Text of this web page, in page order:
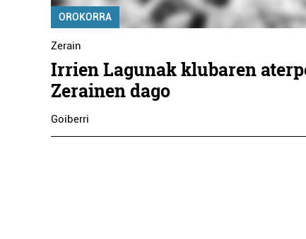
OROKORRA
Zerain
Irrien Lagunak klubaren
Zerainen dago
Goiberri